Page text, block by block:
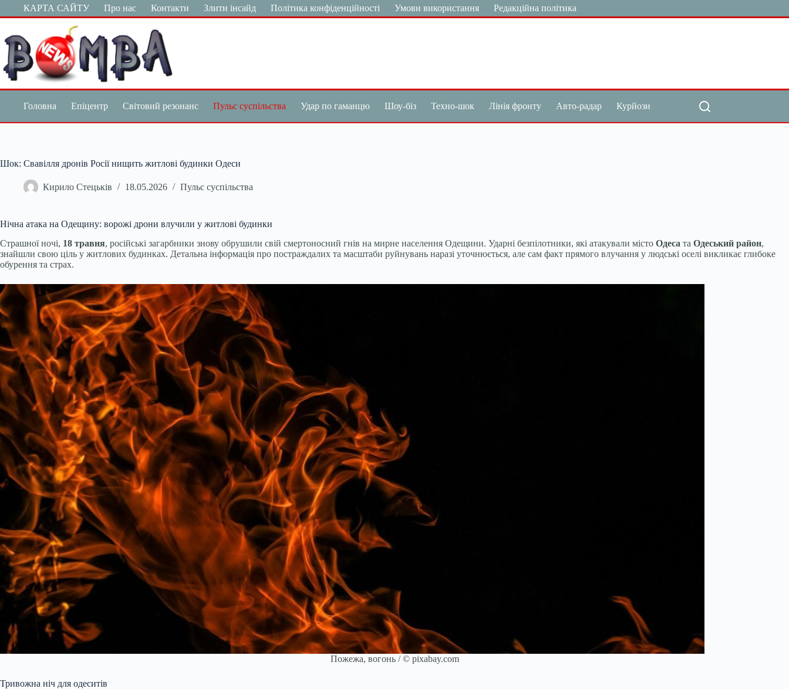
Перейти
до
КАРТА САЙТУ Про нас Контакти Злити інсайд Політика конфіденційності Умови використання Редакційна політика
Головна Епіцентр Світовий резонанс Пульс суспільства Удар по гаманцю Шоу-біз Техно-шок Лінія фронту Авто-радар Курйози
Шок: Свавілля дронів Росії нищить житлові будинки Одеси
Кирило Стецьків 18.05.2026 Пульс суспільства
Нічна атака на Одещину: ворожі дрони влучили у житлові будинки
Страшної ночі, 18 травня, російські загарбники знову обрушили свій смертоносний гнів на мирне населення Одещини. Ударні безпілотники, які атакували місто Одеса та Одеський район,
знайшли свою ціль у житлових будинках. Детальна інформація про постраждалих та масштаби руйнувань наразі уточнюється, але сам факт прямого влучання у людські оселі викликає глибоке
обурення та страх.
Пожежа, вогонь / © pixabay.com
Тривожна ніч для одеситів